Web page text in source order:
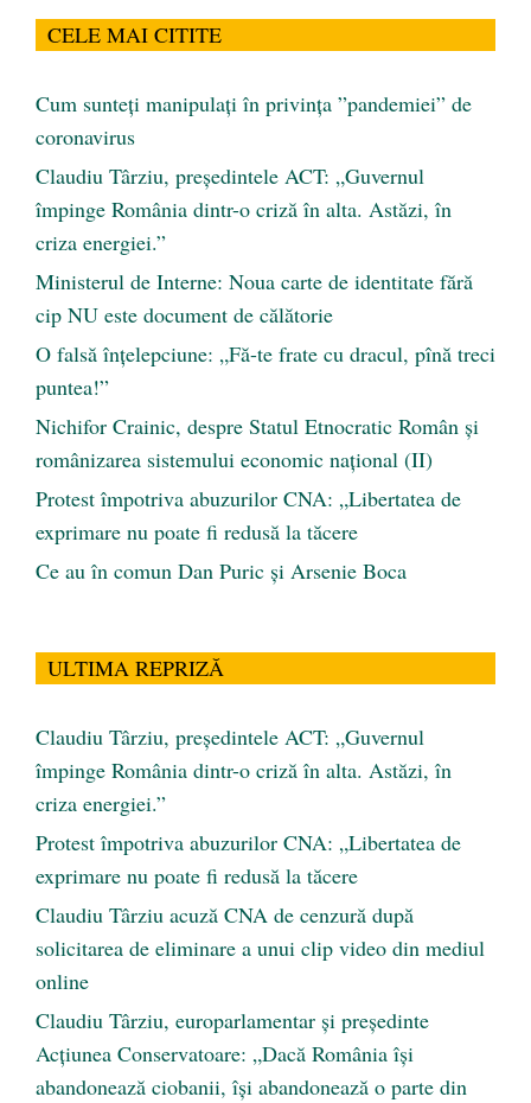
CELE MAI CITITE
Cum sunteți manipulați în privința ”pandemiei” de
coronavirus
Claudiu Târziu, președintele ACT: „Guvernul
împinge România dintr-o criză în alta. Astăzi, în
criza energiei.”
Ministerul de Interne: Noua carte de identitate fără
cip NU este document de călătorie
O falsă înțelepciune: „Fă-te frate cu dracul, pînă treci
puntea!”
Nichifor Crainic, despre Statul Etnocratic Român şi
românizarea sistemului economic naţional (II)
Protest împotriva abuzurilor CNA: „Libertatea de
exprimare nu poate fi redusă la tăcere
Ce au în comun Dan Puric şi Arsenie Boca
ULTIMA REPRIZĂ
Claudiu Târziu, președintele ACT: „Guvernul
împinge România dintr-o criză în alta. Astăzi, în
criza energiei.”
Protest împotriva abuzurilor CNA: „Libertatea de
exprimare nu poate fi redusă la tăcere
Claudiu Târziu acuză CNA de cenzură după
solicitarea de eliminare a unui clip video din mediul
online
Claudiu Târziu, europarlamentar și președinte
Acțiunea Conservatoare: „Dacă România își
abandonează ciobanii, își abandonează o parte din